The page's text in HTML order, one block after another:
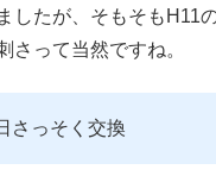
したが、そもそもH11
さって当然ですね。
さっそく交換